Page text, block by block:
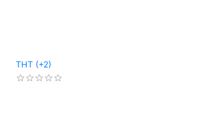
ТНТ (+2)